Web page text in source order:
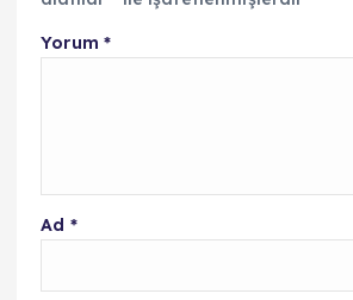
Yorum *
Ad *